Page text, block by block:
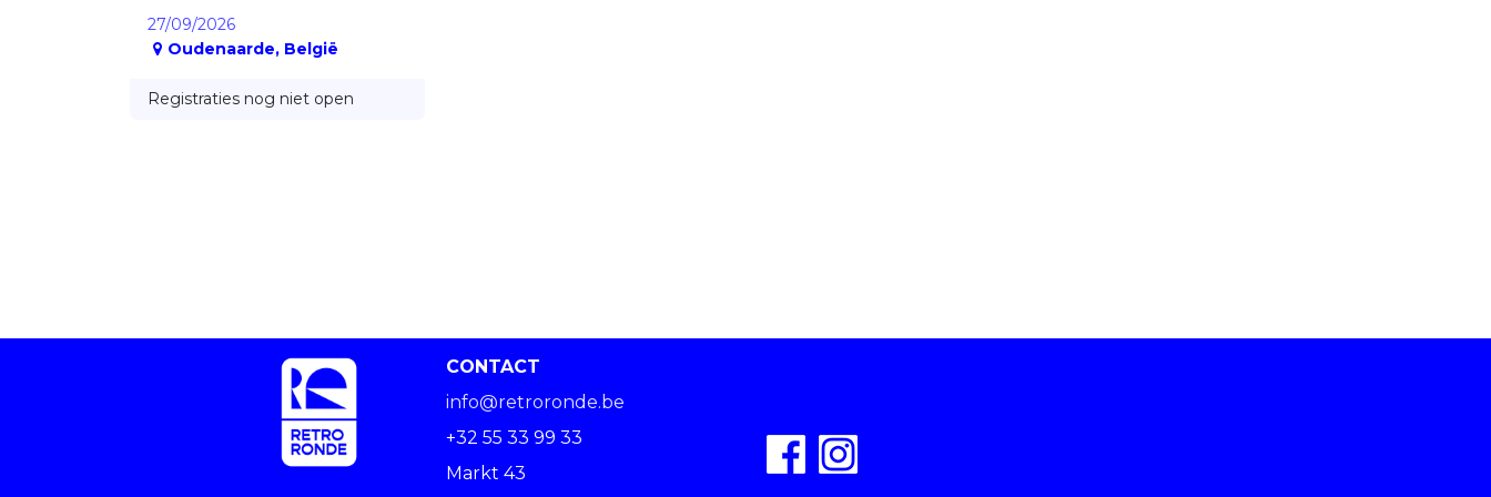
27/09/2026
Oudenaarde, België
Registraties nog niet open
CONTACT
info@retroronde.be
+32 55 33 99 33
Markt 43